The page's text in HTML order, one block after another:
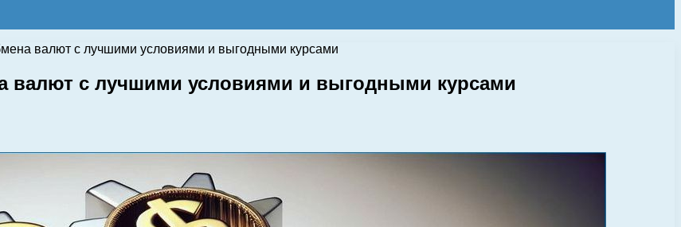
валют с лучшими условиями и выгодными курсами
валют с лучшими условиями и выгодными курсами